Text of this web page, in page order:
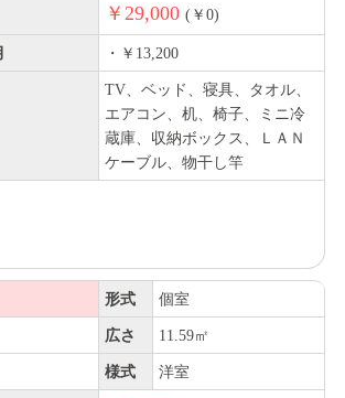
￥29,000 (￥0)
・￥13,200
TV、ベッド、寝具、タオル、
エアコン、机、椅子、ミニ冷
蔵庫、収納ボックス、ＬＡＮ
ケーブル、物干し竿
形式 個室
広さ 11.59㎡
様式 洋室